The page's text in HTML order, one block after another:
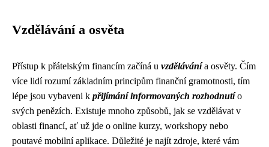
Vzdělávání a osvěta
Přístup k přátelským financím začíná u vzdělávánía osvěty. Čím
více lidí rozumí základním principům finanční gramotnosti, tím
lépe jsou vybaveni k přijímání informovaných rozhodnutío
svých penězích. Existuje mnoho způsobů, jak se vzdělávat v
oblasti financí, ať už jde o online kurzy, workshopy nebo
poutavé mobilní aplikace. Důležité je najít zdroje, které vám